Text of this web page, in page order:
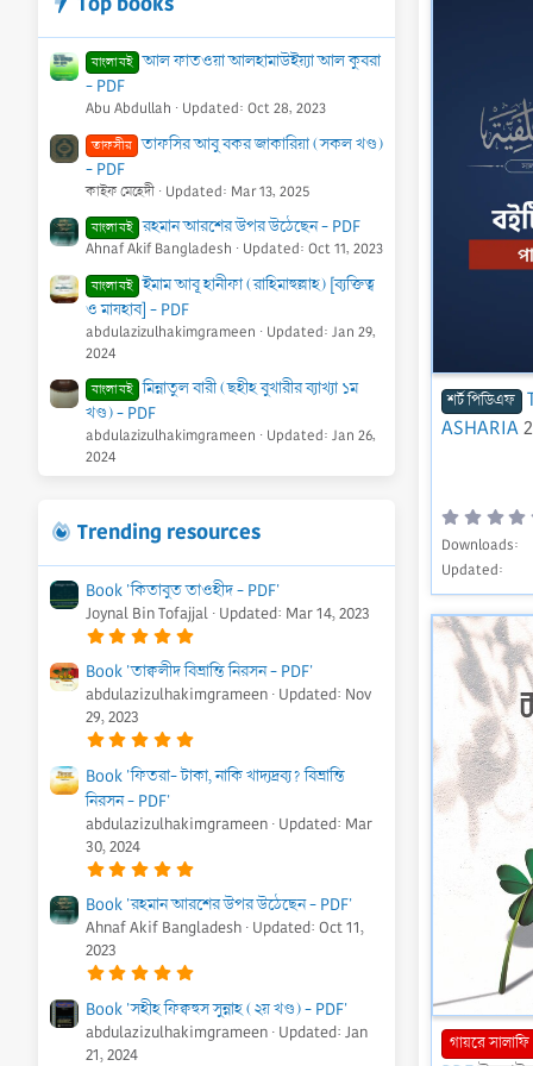
বাংলা বই আল ফাতওয়া আলহামাউইয়্যা আল কুবরা
- PDF
Abu Abdullah Updated: Oct 28, 2023
তাফসীর তাফসির আবু বকর জাকারিয়া (সকল খণ্ড)
- PDF
কাইফ মেহেদী Updated: Mar 13, 2025
বাংলা বই রহমান আরশের উপর উঠেছেন - PDF
Ahnaf Akif Bangladesh Updated: Oct 11, 2023
বাংলা বই ইমাম আবূ হানীফা (রাহিমাহুল্লাহ) [ব্যক্তিত্ব
ও মাযহাব] - PDF
abdulazizulhakimgrameen Updated: Jan 29,
2024
বাংলা বই মিন্নাতুল বারী (ছহীহ বুখারীর ব্যাখ্যা ১ম
খণ্ড) - PDF
abdulazizulhakimgrameen Updated: Jan 26,
2024
Trending resources
Book 'কিতাবুত তাওহীদ - PDF'
Joynal Bin Tofajjal Updated: Mar 14, 2023
5
0
0
s
r
s
)
Book 'তাক্বলীদ বিভ্রান্তি নিরসন - PDF'
abdulazizulhakimgrameen Updated: Nov
29, 2023
5
0
0
a
(
Book 'ফিতরা- টাকা, নাকি খাদ্যদ্রব্য? বিভ্রান্তি
নিরসন - PDF'
abdulazizulhakimgrameen Updated: Mar
30, 2024
5
0
0
s
r
s
)
Book 'রহমান আরশের উপর উঠেছেন - PDF'
Ahnaf Akif Bangladesh Updated: Oct 11,
2023
5
0
0
s
Book 'সহীহ ফিক্বহুস সুন্নাহ (২য় খণ্ড) - PDF'
abdulazizulhakimgrameen Updated: Jan
21, 2024
শর্ট পিডিএফ
ASHARIA
Downloads
Updated
গায়রে সালাফি